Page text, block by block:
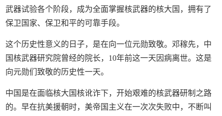
武器试验各个阶段，成为全面掌握核武器的核大国，拥有了
保卫国家、保卫和平的可靠手段。
这个历史性意义的日子，是在向一位元勋致敬。邓稼先，中
国核武器研究院曾经的院长，10年前这一天因病离世。这是
向元勋们致敬的历史性一天。
中国是在面临核大国核讹诈下，开始艰难的核武器研制之路
的。早在抗美援朝时，美帝国主义在一次次失败中，不断叫